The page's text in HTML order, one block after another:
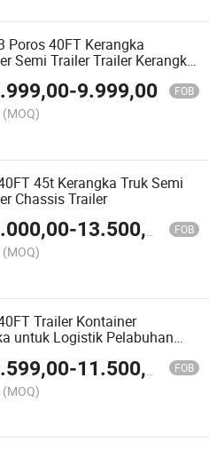
Poros 40FT Kerangka
Semi Trailer Trailer Kerangka
-9.999,00 FOB
(MOQ)
45t Kerangka Truk Semi
Chassis Trailer
-13.500,00 FOB
(MOQ)
Trailer Kontainer
untuk Logistik Pelabuhan
-11.500,00 FOB
(MOQ)